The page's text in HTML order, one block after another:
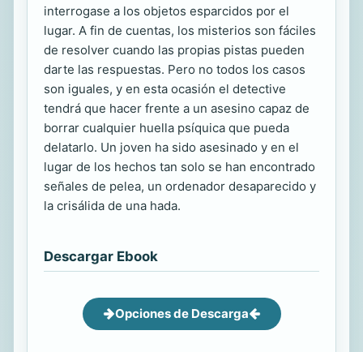
interrogase a los objetos esparcidos por el
lugar. A fin de cuentas, los misterios son fáciles
de resolver cuando las propias pistas pueden
darte las respuestas. Pero no todos los casos
son iguales, y en esta ocasión el detective
tendrá que hacer frente a un asesino capaz de
borrar cualquier huella psíquica que pueda
delatarlo. Un joven ha sido asesinado y en el
lugar de los hechos tan solo se han encontrado
señales de pelea, un ordenador desaparecido y
la crisálida de una hada.
Descargar Ebook
Opciones de Descarga